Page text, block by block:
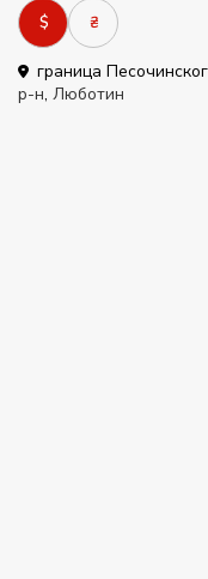
$ ₴
граница
р-н, Люботин